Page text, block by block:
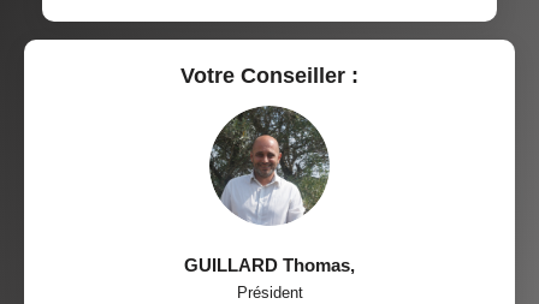
Votre Conseiller :
GUILLARD Thomas,
Président